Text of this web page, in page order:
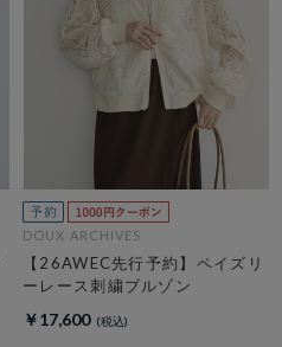
DOUX ARCHIVES
【26AWEC先行予約】ペイズリ
ーレース刺繍ブルゾン
￥17,600